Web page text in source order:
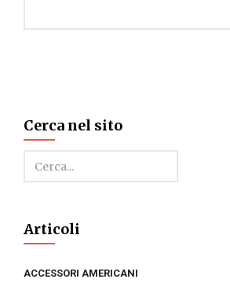
Cerca nel sito
Cerca
Articoli
ACCESSORI AMERICANI